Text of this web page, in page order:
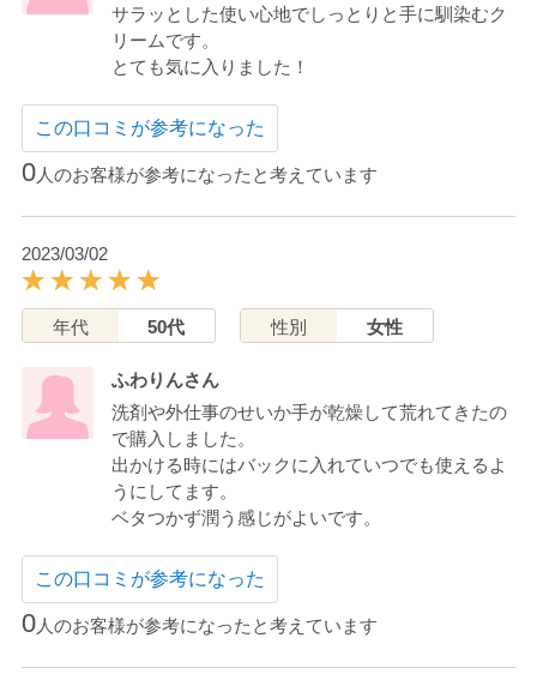
サラッとした使い心地でしっとりと手に馴染むク
リームです。
とても気に入りました！
この口コミが参考になった
0人のお客様が参考になったと考えています
2023/03/02
年代 50代 性別 女性
ふわりんさん
洗剤や外仕事のせいか手が乾燥して荒れてきたの
で購入しました。
出かける時にはバックに入れていつでも使えるよ
うにしてます。
ベタつかず潤う感じがよいです。
この口コミが参考になった
0人のお客様が参考になったと考えています